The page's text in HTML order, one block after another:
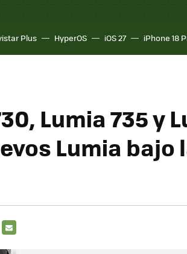
Plus HyperOS iOS 27 iPhone 18
Lumia 735 y
Lumia bajo